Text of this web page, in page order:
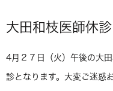
大田和枝医師休
4月２７日（火）午後の大
診となります。大変ご迷惑